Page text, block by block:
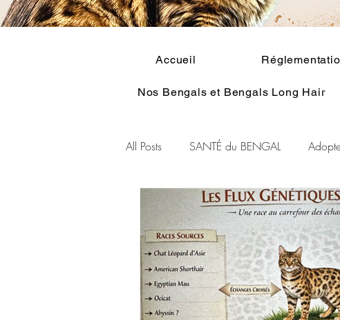
Accueil
Nos Bengals et Bengals Long Hair
All Posts SANTÉ du BENGAL
Alimentation du BENGAL Pelage
Standart du BENGAL Couleur
Ethologie du Bengal HISTOIRE DU